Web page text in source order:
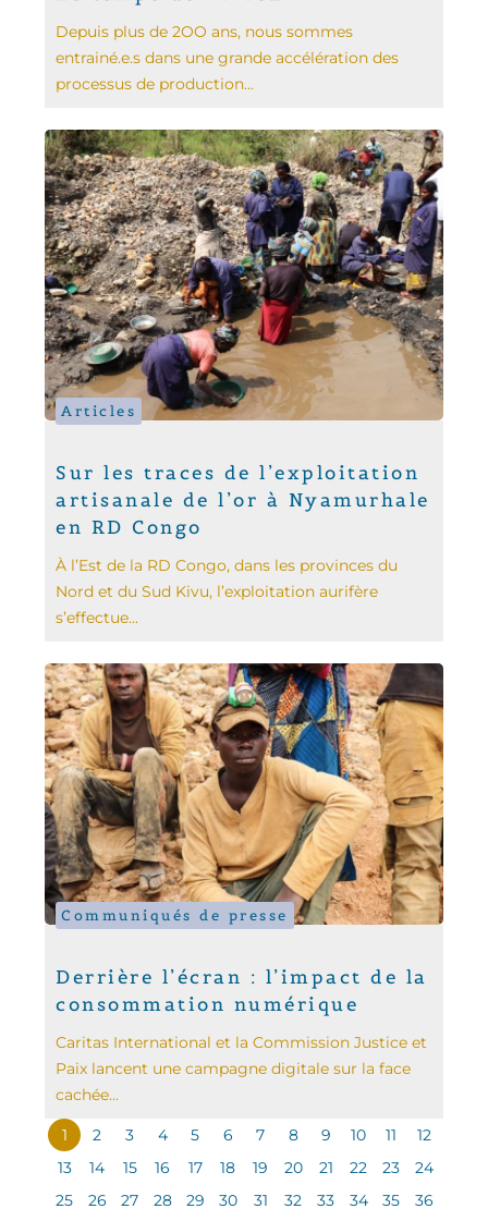
Depuis plus de 2OO ans, nous sommes
entrainé.e.s dans une grande accélération des
processus de production...
Articles
Sur les traces de l’exploitation
artisanale de l’or à Nyamurhale
en RD Congo
À l’Est de la RD Congo, dans les provinces du
Nord et du Sud Kivu, l’exploitation aurifère
s’effectue...
Communiqués de presse
Derrière l’écran : l’impact de la
consommation numérique
Caritas International et la Commission Justice et
Paix lancent une campagne digitale sur la face
cachée...
1 2 3 4 5 6 7 8 9 10 11
12
13
14 15 16 17 18 19 20 21 22 23
24
25
26 27 28 29 30 31 32 33 34 35
36